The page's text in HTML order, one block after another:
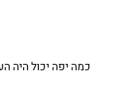
כמה יפה יכול היה